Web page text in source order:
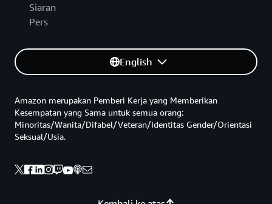
Siaran
Pers
English
Amazon merupakan Pemberi Kerja yang Memberikan
Kesempatan yang Sama untuk semua orang:
Minoritas/Wanita/Difabel/Veteran/Identitas Gender/Orientasi
Seksual/Usia.